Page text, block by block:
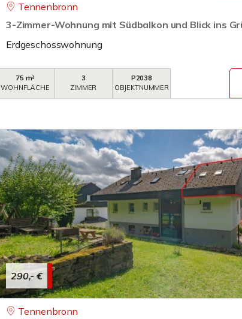
Tennenbronn
3-Zimmer-Wohnung mit Südbalkon und Blick ins
Erdgeschosswohnung
75 m²
WOHNFLÄCHE
3
ZIMMER
P2038
OBJEKTNUMMER
290,- €
Tennenbronn